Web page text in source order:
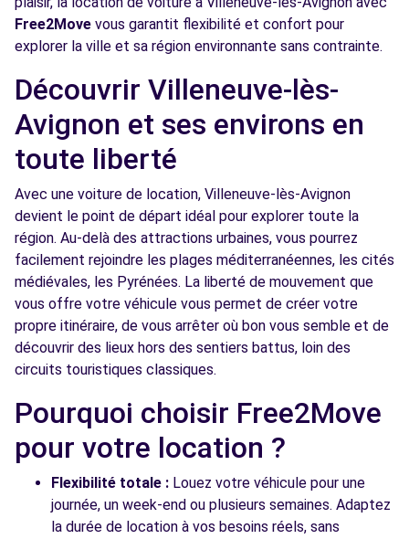
Voir l'agence
Free2Move Rent - REYNIER AUTO - TAVEL
(C)
km
ROUTE DE LA COMMANDERIE
TAVEL, 30126
Free2Move Rent - CARROSSERIE SORGUES
AUTOMOBILES - SORGUES (C)
9.0
km
AVENUE LEONARD DE VINCI
SORGUES, 84700
Voir l'agence
Free2Move Rent - ATC VAUCLUSE -
ENTRAIGUES-SUR-LA-SORGUE (C)
9.8
CHEMIN DU MOURRE DE LUC
ENTRAIGUES-SUR-LA-SORGUE, 84320
Voir l'agence
Free2Move vous garantit flexibilité et confort pour
explorer la ville et sa région environnante sans contrainte.
Découvrir Villeneuve-lès-
Avignon et ses environs en
toute liberté
Avec une voiture de location, Villeneuve-lès-Avignon
devient le point de départ idéal pour explorer toute la
région. Au-delà des attractions urbaines, vous pourrez
facilement rejoindre les plages méditerranéennes, les cités
médiévales, les Pyrénées. La liberté de mouvement que
vous offre votre véhicule vous permet de créer votre
propre itinéraire, de vous arrêter où bon vous semble et de
découvrir des lieux hors des sentiers battus, loin des
circuits touristiques classiques.
Pourquoi choisir Free2Move
pour votre location ?
Flexibilité totale : Louez votre véhicule pour une
journée, un week-end ou plusieurs semaines. Adaptez
la durée de location à vos besoins réels, sans